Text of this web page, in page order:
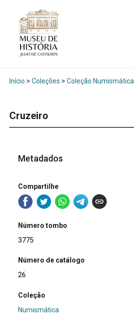
Início > Coleções > Coleção Numismática
Cruzeiro
Metadados
Compartilhe
Número tombo
3775
Número de catálogo
26
Coleção
Numismática